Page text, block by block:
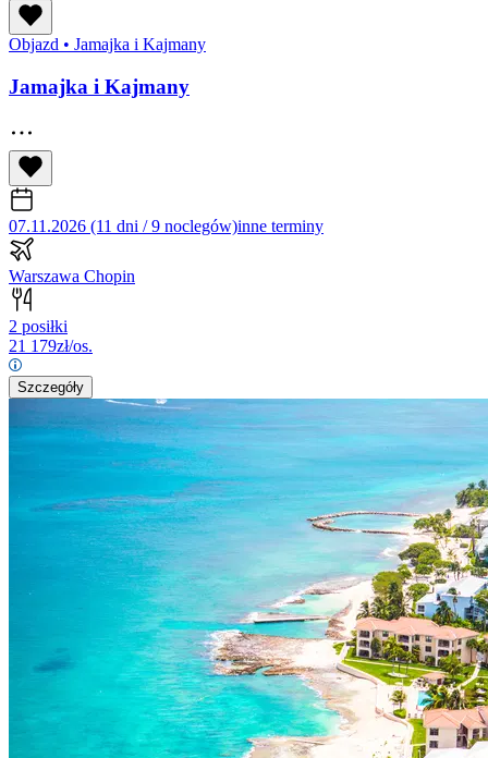
Objazd • Jamajka i Kajmany
Jamajka i Kajmany
07.11.2026 (11 dni / 9 noclegów)inne terminy
Warszawa Chopin
2 posiłki
21 179zł/os.
Szczegóły